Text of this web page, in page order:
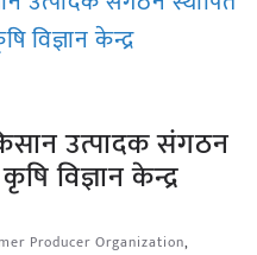
उत्पादक संगठन
विज्ञान केन्द्र
Producer Organization,